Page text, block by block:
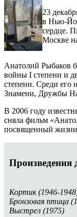
23
в Нью-
сердце.
Москве
Анатолий Рыбаков
войны I степени и
степени. Среди его
Знамени, Дружбы
В 2006 году
сняла фильм
посвященный жизни
Произведения
Кортик (1946-
Бронзовая птица
Выстрел (1975)